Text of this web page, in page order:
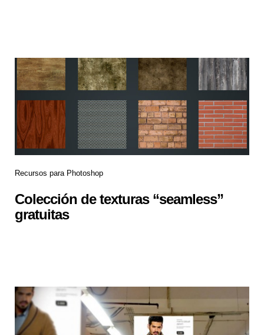
Recursos para Photoshop
Colección de texturas “seamless”
gratuitas